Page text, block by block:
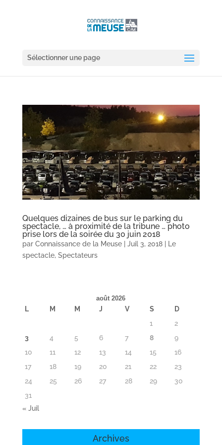
Sélectionner une page
Quelques dizaines de bus sur le parking du
spectacle, … à proximité de la tribune … photo
prise lors de la soirée du 30 juin 2018
par Connaissance de la Meuse| Juil 3, 2018|
Le
spectacle, Spectateurs
août 2026
L M M J V S
D
1
2
3
4 5 6 7 8
9
10
11 12 13 14 15
16
17
18 19 20 21 22
23
24
25 26 27 28 29
30
31
« Juil
Archives